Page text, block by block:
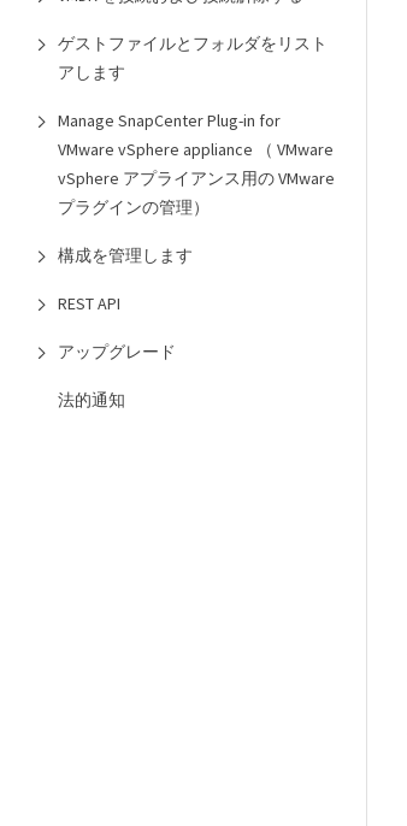
ゲストファイルとフォルダをリスト
アします
Manage SnapCenter Plug-in for
VMware vSphere appliance （ VMware
vSphere アプライアンス用の VMware
プラグインの管理）
構成を管理します
REST API
アップグレード
法的通知